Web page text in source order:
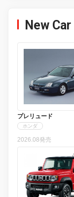
New Car
プレリュード
ホンダ
2026.08発売